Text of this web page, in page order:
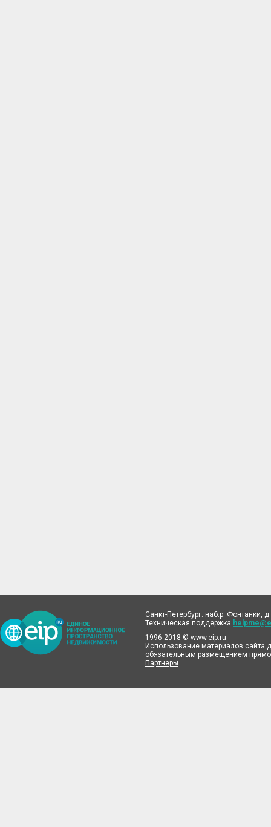
Санкт-Петербург: наб.р. Фонтанки,
Техническая поддержка
1996-2018 © www.eip.ru
Использование материалов сайта
обязательным размещением
Партнеры